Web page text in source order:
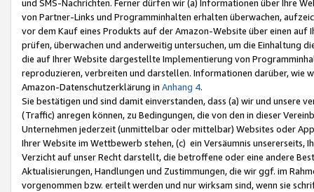
und SMS-Nachrichten. Ferner dürfen wir (a) Informationen über Ihre
von Partner-Links und Programminhalten erhalten überwachen,
vor dem Kauf eines Produkts auf der Amazon-Website über einen
prüfen, überwachen und anderweitig untersuchen, um die Einhaltung
die auf Ihrer Website dargestellte Implementierung von
reproduzieren, verbreiten und darstellen. Informationen darüber, wie
Amazon-Datenschutzerklärung in Anhang 4.
Sie bestätigen und sind damit einverstanden, dass (a) wir und
(Traffic) anregen können, zu Bedingungen, die von den in dieser
Unternehmen jederzeit (unmittelbar oder mittelbar) Websites oder
Ihrer Website im Wettbewerb stehen, (c) ein Versäumnis unsererseits,
Verzicht auf unser Recht darstellt, die betroffene oder eine andere
Aktualisierungen, Handlungen und Zustimmungen, die wir ggf. im
vorgenommen bzw. erteilt werden und nur wirksam sind, wenn sie